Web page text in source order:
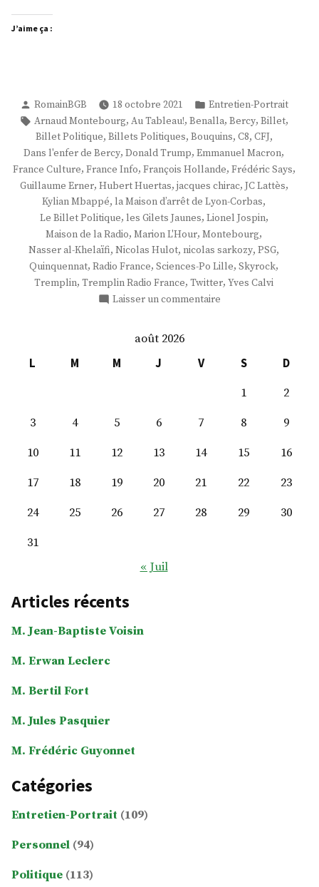
J’aime ça :
Publié
par
RomainBGB 18 octobre 2021
Publié
dans
Entretien-Portrait
Étiquettes :
Arnaud Montebourg, Au Tableau!, Benalla, Bercy, Billet,
Billet Politique, Billets Politiques, Bouquins, C8, CFJ,
Dans l'enfer de Bercy, Donald Trump, Emmanuel Macron,
France Culture, France Info, François Hollande, Frédéric Says,
Guillaume Erner, Hubert Huertas, jacques chirac, JC Lattès,
Kylian Mbappé, la Maison d’arrêt de Lyon-Corbas,
Le Billet Politique, les Gilets Jaunes, Lionel Jospin,
Maison de la Radio, Marion L'Hour, Montebourg,
Nasser al-Khelaïfi, Nicolas Hulot, nicolas sarkozy, PSG,
Quinquennat, Radio France, Sciences-Po Lille, Skyrock,
Tremplin, Tremplin Radio France, Twitter, Yves Calvi
Laisser un commentaire
août 2026
L
M M J V S
D
1
2
3
4 5 6 7 8
9
10
11 12 13 14 15
16
17
18 19 20 21 22
23
24
25 26 27 28 29
30
31
« Juil
Articles récents
M. Jean-Baptiste Voisin
M. Erwan Leclerc
M. Bertil Fort
M. Jules Pasquier
M. Frédéric Guyonnet
Catégories
Entretien-Portrait (109)
Personnel (94)
Politique (113)